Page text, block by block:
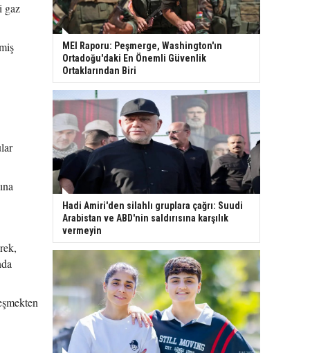
gaz
MEI Raporu: Peşmerge, Washington'ın
Ortadoğu'daki En Önemli Güvenlik
Ortaklarından Biri
Hadi Amiri'den silahlı gruplara çağrı: Suudi
Arabistan ve ABD'nin saldırısına karşılık
vermeyin